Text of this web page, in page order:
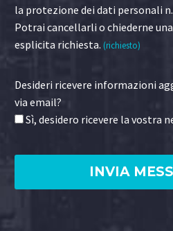
la protezione dei dati personali n.
Potrai cancellarli o chiederne
esplicita richiesta. (richiesto)
Desideri ricevere informazioni
via email?
Sì, desidero ricevere la vostra